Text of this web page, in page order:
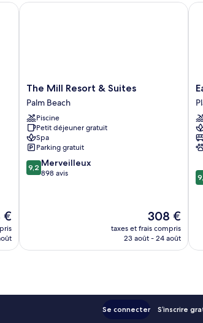
€
The
Mill
Resort
&
Suites
Palm
Beach
The Mill Resort & Suites
Palm Beach
Piscine
Petit déjeuner gratuit
Spa
Parking gratuit
9.2
sur
9,2 Merveilleux
898 avis
Le
nouveau
prix
308 €
taxes et frais compris
23 août - 24 août
The Mill Resort & Suites
Se connecter S’inscrire